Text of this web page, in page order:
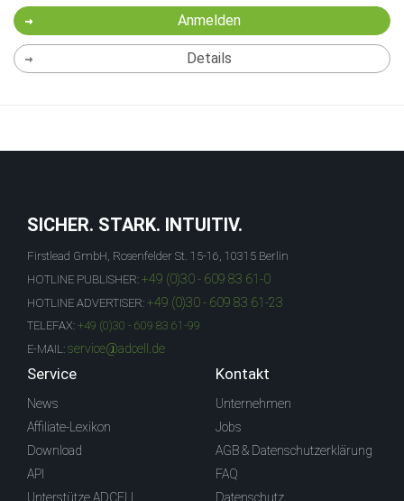
Anmelden
Details
SICHER. STARK. INTUITIV.
Firstlead GmbH, Rosenfelder St. 15-16, 10315 Berlin
HOTLINE PUBLISHER: +49 (0)30 - 609 83 61-0
HOTLINE ADVERTISER: +49 (0)30 - 609 83 61-23
TELEFAX: +49 (0)30 - 609 83 61-99
E-MAIL: service@adcell.de
Service
News
Affiliate-Lexikon
Download
API
Unterstütze ADCELL
Kontakt
Unternehmen
Jobs
AGB & Datenschutzerklärung
FAQ
Datenschutz